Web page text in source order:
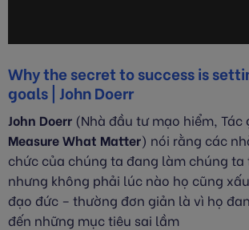
Why the secret to success is
goals | John Doerr
John Doerr(Nhà đầu tư mạo hiểm, Tác
Measure What Matter) nói rằng các
chức của chúng ta đang làm chúng ta
nhưng không phải lúc nào họ cũng
đạo đức – thường đơn giản là vì họ
đến những mục tiêu sai lầm